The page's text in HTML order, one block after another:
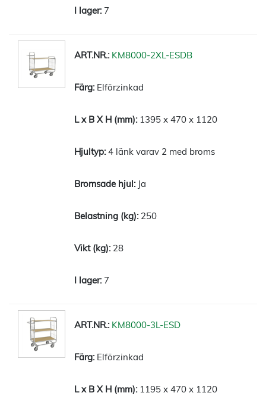
7
KM8000-2XL-ESDB
Elförzinkad
1395 x 470 x 1120
4 länk varav 2 med broms
Ja
250
28
7
KM8000-3L-ESD
Elförzinkad
1195 x 470 x 1120